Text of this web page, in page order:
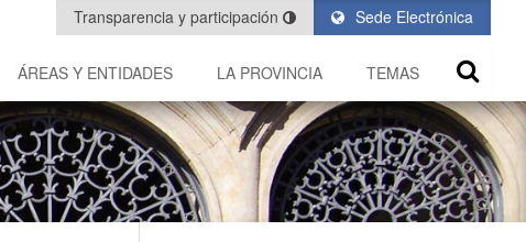
Sede Electrónica
Transparencia y participación
ÁREAS Y ENTIDADES LA PROVINCIA TEMAS